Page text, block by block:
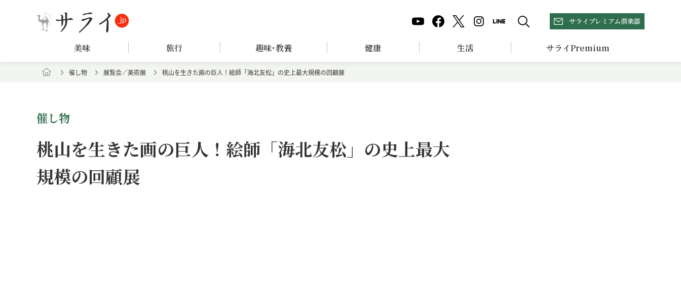
サライプレミアム倶楽部
美味 旅行 趣味･教養 健康 生活 サライPremium
催し物 展覧会／美術展 桃山を生きた画の巨人！絵師「海北友松」の史上最大規模の回顧展
催し物
桃山を生きた画の巨人！絵師「海北友松」の史上最大
規模の回顧展